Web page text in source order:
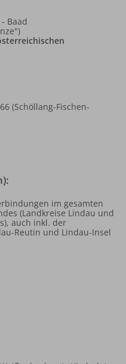
Baad
(Schöllang-Fischen-
im gesamten
(Landkreise Lindau und
auch inkl. der
Reutin und Lindau-Insel